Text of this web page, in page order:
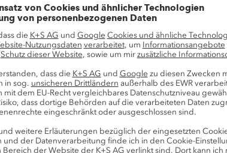
Industrielle
Natriumchlorid ist
Fisch. Durch das
und dadurch die
Aktivitäten reduziert.
enthaltenen
zusätzlich durch eine